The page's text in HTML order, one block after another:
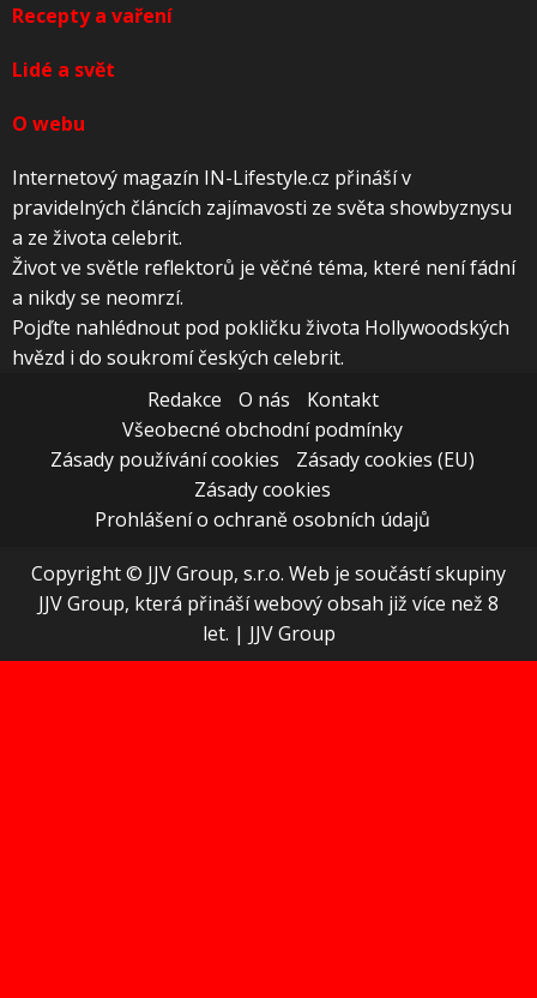
Recepty a vaření
Lidé a svět
O webu
Internetový magazín IN-Lifestyle.cz přináší v
pravidelných článcích zajímavosti ze světa showbyznysu
a ze života celebrit.
Život ve světle reflektorů je věčné téma, které není fádní
a nikdy se neomrzí.
Pojďte nahlédnout pod pokličku života Hollywoodských
hvězd i do soukromí českých celebrit.
Redakce
O nás
Kontakt
Všeobecné obchodní podmínky
Zásady používání cookies
Zásady cookies (EU)
Zásady cookies
Prohlášení o ochraně osobních údajů
Copyright © JJV Group, s.r.o. Web je součástí skupiny
JJV Group, která přináší webový obsah již více než 8
let. | JJV Group